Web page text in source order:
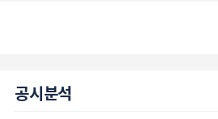
공시분석